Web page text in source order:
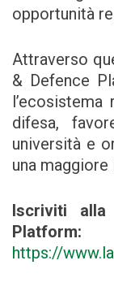
opportunità
Attraverso
& Defence
l’ecosistema
difesa,
università e
una
Iscriviti alla
Platform:
https://